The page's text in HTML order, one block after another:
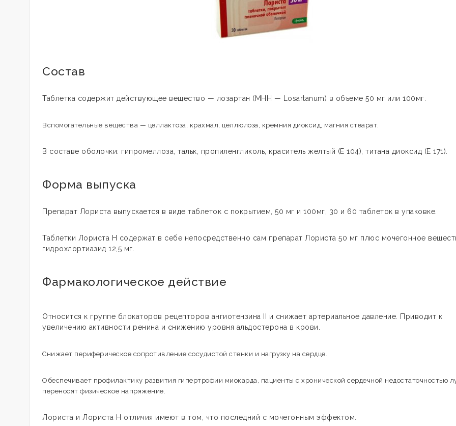
Состав
Таблетка содержит действующее вещество — лозартан (МНН — Losartanum) в объеме 50 мг или 100мг.
Вспомогательные вещества — целлактоза, крахмал, целлюлоза, кремния диоксид, магния стеарат.
В составе оболочки: гипромеллоза, тальк, пропиленгликоль, краситель желтый (Е 104), титана диоксид (Е 171).
Форма выпуска
Препарат Лориста выпускается в виде таблеток с покрытием, 50 мг и 100мг, 30 и 60 таблеток в упаковке.
Таблетки Лориста Н содержат в себе непосредственно сам препарат Лориста 50 мг плюс мочегонное
гидрохлортиазид 12,5 мг.
Фармакологическое действие
Относится к группе блокаторов рецепторов ангиотензина II и снижает артериальное давление. Приводит к
увеличению активности ренина и снижению уровня альдостерона в крови.
Снижает периферическое сопротивление сосудистой стенки и нагрузку на сердце.
Обеспечивает профилактику развития гипертрофии миокарда, пациенты с хронической сердечной недостаточностью
переносят физическое напряжение.
Лориста и Лориста Н отличия имеют в том, что последний с мочегонным эффектом.